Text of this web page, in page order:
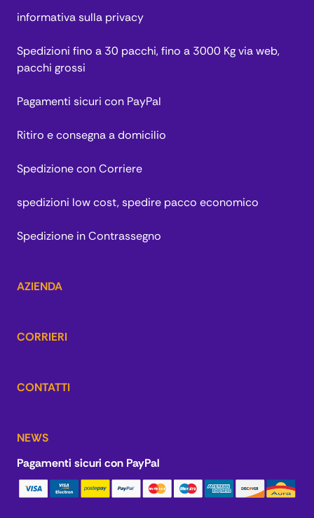
informativa sulla privacy
Spedizioni fino a 30 pacchi, fino a 3000 Kg via web,
pacchi grossi
Pagamenti sicuri con PayPal
Ritiro e consegna a domicilio
Spedizione con Corriere
spedizioni low cost, spedire pacco economico
Spedizione in Contrassegno
AZIENDA
CORRIERI
CONTATTI
NEWS
Pagamenti sicuri con PayPal